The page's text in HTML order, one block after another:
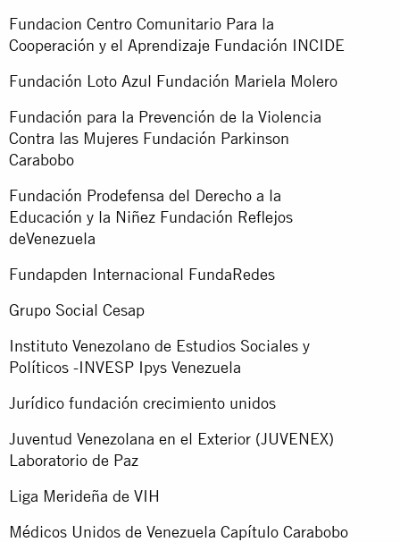
Fundacion Centro Comunitario Para la
Cooperación y el Aprendizaje Fundación INCIDE
Fundación Loto Azul Fundación Mariela Molero
Fundación para la Prevención de la Violencia
Contra las Mujeres Fundación Parkinson
Carabobo
Fundación Prodefensa del Derecho a la
Educación y la Niñez Fundación Reflejos
deVenezuela
Fundapden Internacional FundaRedes
Grupo Social Cesap
Instituto Venezolano de Estudios Sociales y
Políticos -INVESP Ipys Venezuela
Jurídico fundación crecimiento unidos
Juventud Venezolana en el Exterior (JUVENEX)
Laboratorio de Paz
Liga Merideña de VIH
Médicos Unidos de Venezuela Capítulo Carabobo